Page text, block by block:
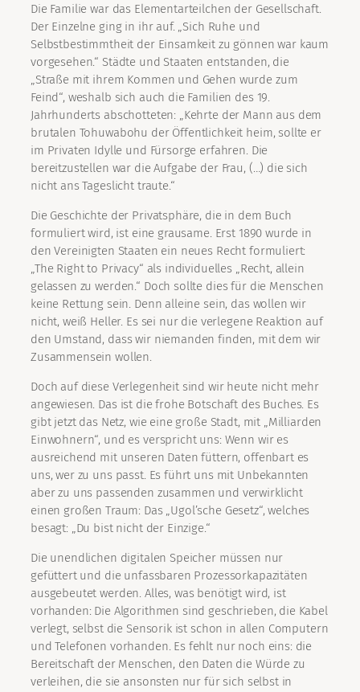
Die Familie war das Elementarteilchen der Gesellschaft.
Der Einzelne ging in ihr auf. „Sich Ruhe und
Selbstbestimmtheit der Einsamkeit zu gönnen war kaum
vorgesehen.“ Städte und Staaten entstanden, die
„Straße mit ihrem Kommen und Gehen wurde zum
Feind“, weshalb sich auch die Familien des 19.
Jahrhunderts abschotteten: „Kehrte der Mann aus dem
brutalen Tohuwabohu der Öffentlichkeit heim, sollte er
im Privaten Idylle und Fürsorge erfahren. Die
bereitzustellen war die Aufgabe der Frau, (…) die sich
nicht ans Tageslicht traute.“
Die Geschichte der Privatsphäre, die in dem Buch
formuliert wird, ist eine grausame. Erst 1890 wurde in
den Vereinigten Staaten ein neues Recht formuliert:
„The Right to Privacy“ als individuelles „Recht, allein
gelassen zu werden.“ Doch sollte dies für die Menschen
keine Rettung sein. Denn alleine sein, das wollen wir
nicht, weiß Heller. Es sei nur die verlegene Reaktion auf
den Umstand, dass wir niemanden finden, mit dem wir
Zusammensein wollen.
Doch auf diese Verlegenheit sind wir heute nicht mehr
angewiesen. Das ist die frohe Botschaft des Buches. Es
gibt jetzt das Netz, wie eine große Stadt, mit „Milliarden
Einwohnern“, und es verspricht uns: Wenn wir es
ausreichend mit unseren Daten füttern, offenbart es
uns, wer zu uns passt. Es führt uns mit Unbekannten
aber zu uns passenden zusammen und verwirklicht
einen großen Traum: Das „Ugol’sche Gesetz“, welches
besagt: „Du bist nicht der Einzige.“
Die unendlichen digitalen Speicher müssen nur
gefüttert und die unfassbaren Prozessorkapazitäten
ausgebeutet werden. Alles, was benötigt wird, ist
vorhanden: Die Algorithmen sind geschrieben, die Kabel
verlegt, selbst die Sensorik ist schon in allen Computern
und Telefonen vorhanden. Es fehlt nur noch eins: die
Bereitschaft der Menschen, den Daten die Würde zu
verleihen, die sie ansonsten nur für sich selbst in